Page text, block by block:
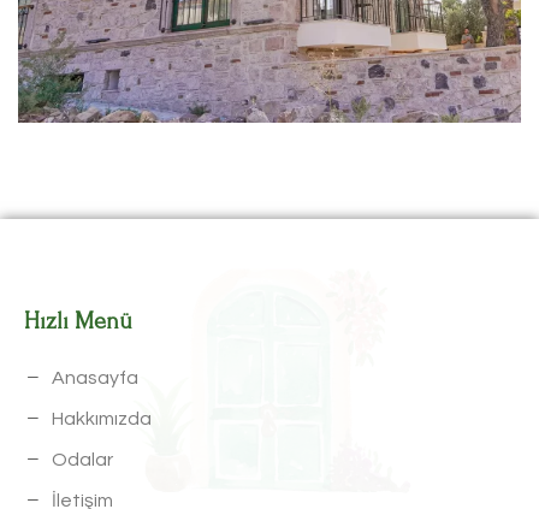
Hızlı Menü
Anasayfa
Hakkımızda
Odalar
İletişim